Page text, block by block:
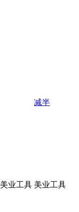
减半
美业工具 美业工具